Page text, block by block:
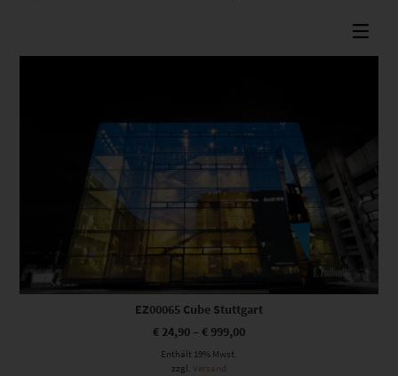
Dieses Produkt weist mehrere Varianten auf. Die Optionen können auf der Produktseite gewählt werden
EZ00065 Cube Stuttgart
€ 24,90 – € 999,00
Enthält 19% Mwst.
zzgl. Versand